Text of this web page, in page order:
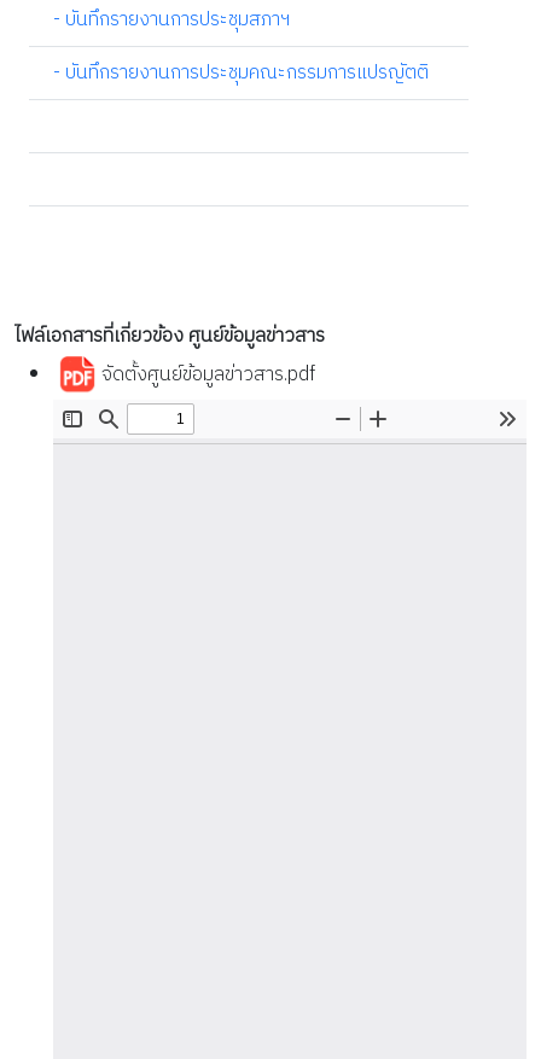
- บันทึกรายงานการประชุมสภาฯ
- บันทึกรายงานการประชุมคณะกรรมการแปรญัตติ
ไฟล์เอกสารที่เกี่ยวข้อง ศูนย์ข้อมูลข่าวสาร
จัดตั้งศูนย์ข้อมูลข่าวสาร.pdf